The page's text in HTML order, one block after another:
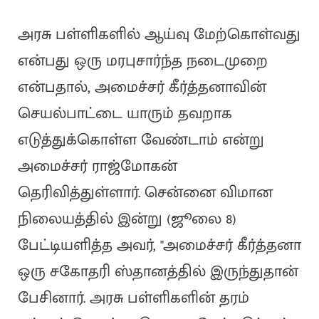
அரசு பள்ளிகளில் ஆய்வு மேற்கொள்வது
என்பது ஒரு மரபுசார்ந்த நடைமுறை
என்பதால், அமைச்சர் கீர்த்தனாவின்
செயல்பாட்டை யாரும் தவறாக
எடுத்துக்கொள்ள வேண்டாம் என்று
அமைச்சர் ராஜ்மோகன்
தெரிவித்துள்ளார். சென்னை விமான
நிலையத்தில் இன்று (ஜூலை 8)
பேட்டியளித்த அவர், "அமைச்சர் கீர்த்தனா
ஒரு சகோதரி ஸ்தானத்தில் இருந்துதான்
பேசினார். அரசு பள்ளிகளின் தரம்